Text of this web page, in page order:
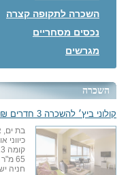
השכרה לתקופה קצרה
נכסים מסחריים
מגרשים
השכרה
קולוני ביץ׳ להשכרה 3 חדרים 6,500₪ בחודש
בת ים, אזור ים,
כיווני
קומה 13 מתוך 13, נוף לים, שטח הדירה בקולוני ביץ׳
65 מ"ר
חניה